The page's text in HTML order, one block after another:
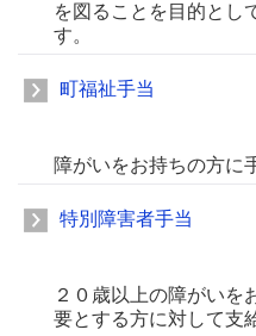
を図ることを目的とし
す。
町福祉手当
障がいをお持ちの方に
特別障害者手当
２０歳以上の障がいを
要とする方に対して支